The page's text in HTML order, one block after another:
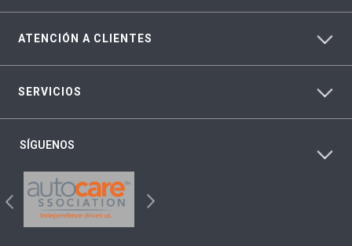
ATENCIÓN A CLIENTES
SERVICIOS
SÍGUENOS